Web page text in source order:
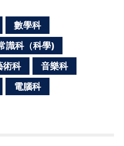
數學科
識科（科學)
術科
音樂科
電腦科